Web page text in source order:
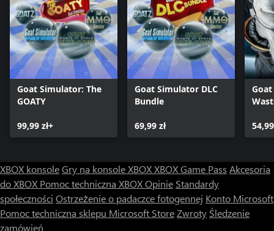
Goat Simulator: The
GOATY
99,99 zł+
Goat Simulator DLC
Bundle
69,99 zł
XBOX konsoleGry na konsole XBOXXBOX Game Pass Akcesoria
do XBOX Pomoc techniczna XBOXOpinie Standardy
społeczności Ostrzeżenie o padaczce fotogennej Konto Microsoft
Pomoc techniczna sklepu Microsoft StoreZwroty Śledzenie
zamówień